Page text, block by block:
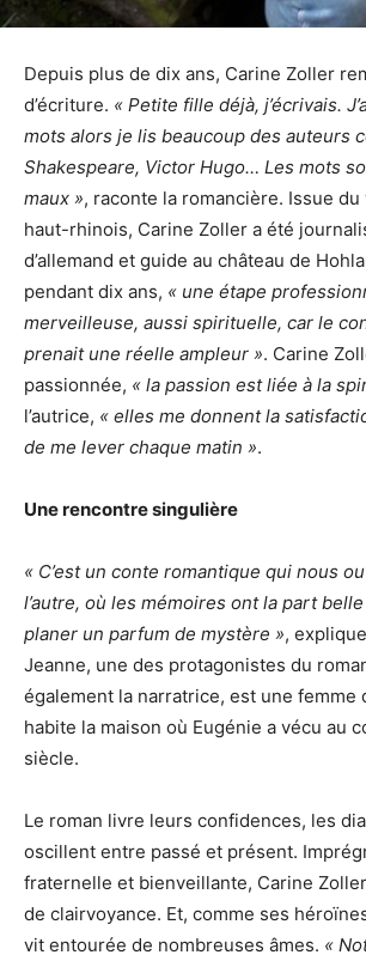
Depuis plus de dix ans, Carine Zoller
d’écriture. « Petite fille déjà, j’écrivais.
mots alors je lis beaucoup des auteurs
Shakespeare, Victor Hugo… Les mots
maux », raconte la romancière. Issue
haut-rhinois, Carine Zoller a été
d’allemand et guide au château de
pendant dix ans, « une étape
merveilleuse, aussi spirituelle, car le
prenait une réelle ampleur ». Carine
passionnée, « la passion est liée à la
l’autrice, « elles me donnent la
de me lever chaque matin ».
Une rencontre singulière
« C’est un conte romantique qui nous
l’autre, où les mémoires ont la part
planer un parfum de mystère »,
Jeanne, une des protagonistes du
également la narratrice, est une femme
habite la maison où Eugénie a vécu au
siècle.
Le roman livre leurs confidences, les
oscillent entre passé et présent.
fraternelle et bienveillante, Carine
de clairvoyance. Et, comme ses
vit entourée de nombreuses âmes. «